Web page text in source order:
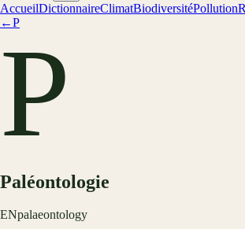
AccueilDictionnaireClimatBiodiversitéPollution
←P
P
Paléontologie
ENpalaeontology